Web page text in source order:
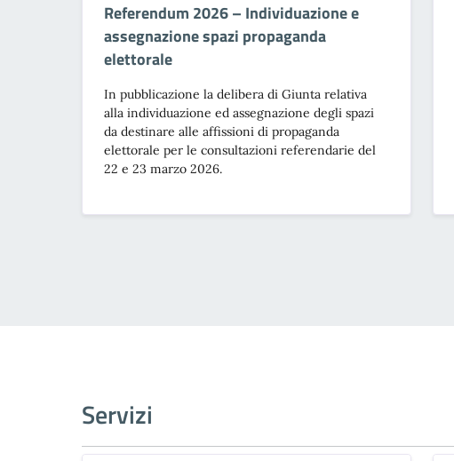
Referendum 2026 – Individuazione e
assegnazione spazi propaganda
elettorale
In pubblicazione la delibera di Giunta relativa
alla individuazione ed assegnazione degli spazi
da destinare alle affissioni di propaganda
elettorale per le consultazioni referendarie del
22 e 23 marzo 2026.
Servizi